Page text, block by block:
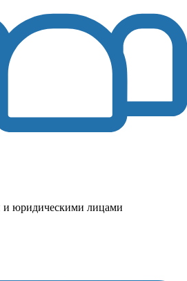
и юридическими лицами